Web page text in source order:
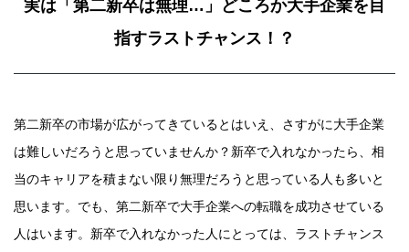
実は「第二新卒は無理…」どころか大手企業を目
指すラストチャンス！？
第二新卒の市場が広がってきているとはいえ、さすがに大手企業
は難しいだろうと思っていませんか？新卒で入れなかったら、相
当のキャリアを積まない限り無理だろうと思っている人も多いと
思います。でも、第二新卒で大手企業への転職を成功させている
人はいます。新卒で入れなかった人にとっては、ラストチャンス